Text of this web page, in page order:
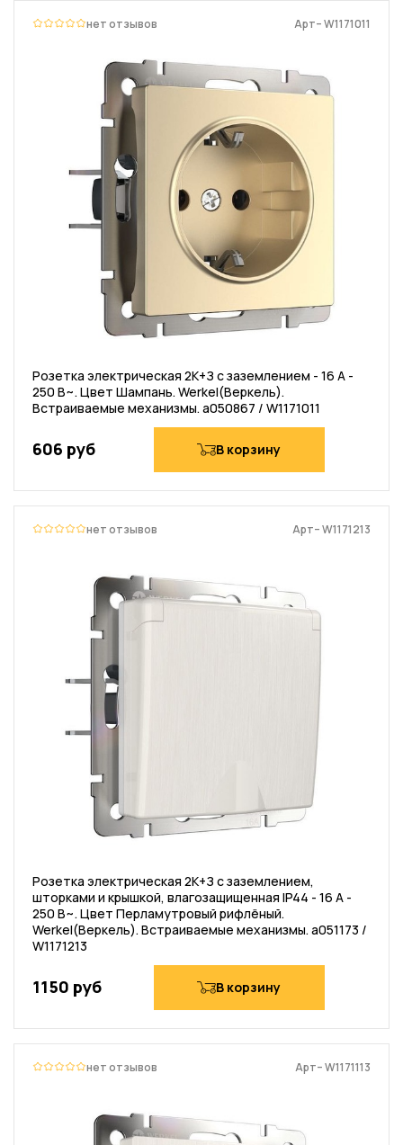
нет отзывов Арт– W1171011
Розетка электрическая 2К+З с заземлением - 16 А -
250 В~. Цвет Шампань. Werkel(Веркель).
Встраиваемые механизмы. a050867 / W1171011
606 руб В корзину
нет отзывов Арт– W1171213
Розетка электрическая 2К+З с заземлением,
шторками и крышкой, влагозащищенная IP44 - 16 А -
250 В~. Цвет Перламутровый рифлёный.
Werkel(Веркель). Встраиваемые механизмы. a051173 /
W1171213
1150 руб В корзину
нет отзывов Арт– W1171113